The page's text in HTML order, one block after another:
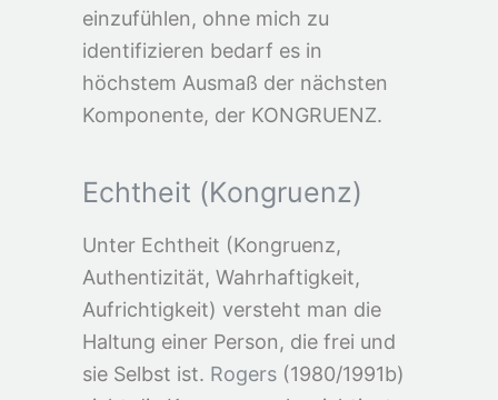
einzufühlen, ohne mich zu
identifizieren bedarf es in
höchstem Ausmaß der nächsten
Komponente, der KONGRUENZ.
Echtheit (Kongruenz)
Unter Echtheit (Kongruenz,
Authentizität, Wahrhaftigkeit,
Aufrichtigkeit) versteht man die
Haltung einer Person, die frei und
sie Selbst ist. Rogers (1980/1991b)